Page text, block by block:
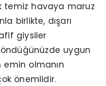
temiz havaya maruz
birlikte, dışarı
giysiler
uygun
olmanın
önemlidir.